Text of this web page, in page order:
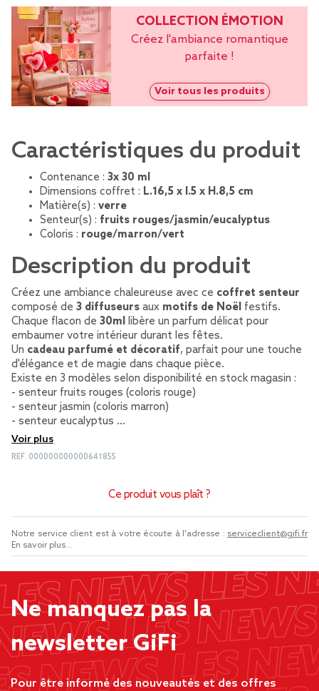
COLLECTION ÉMOTION
Créez l'ambiance romantique
parfaite !
Voir tous les produits
Caractéristiques du produit
Contenance : 3x 30 ml
Dimensions coffret : L.16,5 x l.5 x H.8,5 cm
Matière(s) : verre
Senteur(s) : fruits rouges/jasmin/eucalyptus
Coloris : rouge/marron/vert
Description du produit
Créez une ambiance chaleureuse avec ce coffret senteur
composé de 3 diffuseurs aux motifs de Noël festifs.
Chaque flacon de 30ml libère un parfum délicat pour
embaumer votre intérieur durant les fêtes.
Un cadeau parfumé et décoratif, parfait pour une touche
d'élégance et de magie dans chaque pièce.
Existe en 3 modèles selon disponibilité en stock magasin :
- senteur fruits rouges (coloris rouge)
- senteur jasmin (coloris marron)
- senteur eucalyptus …
Voir plus
REF. 000000000000641855
Ce produit vous plaît ?
Notre service client est à votre écoute à l'adresse : serviceclient@gifi.fr
En savoir plus...
Ne manquez pas la
newsletter GiFi
Pour être informé des nouveautés et des offres